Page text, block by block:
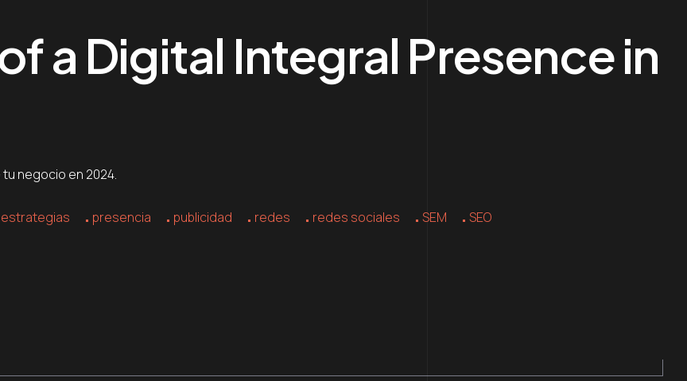
a Digital Integral Presence in
negocio en 2024.
estrategias presencia publicidad redes redes sociales SEM SEO